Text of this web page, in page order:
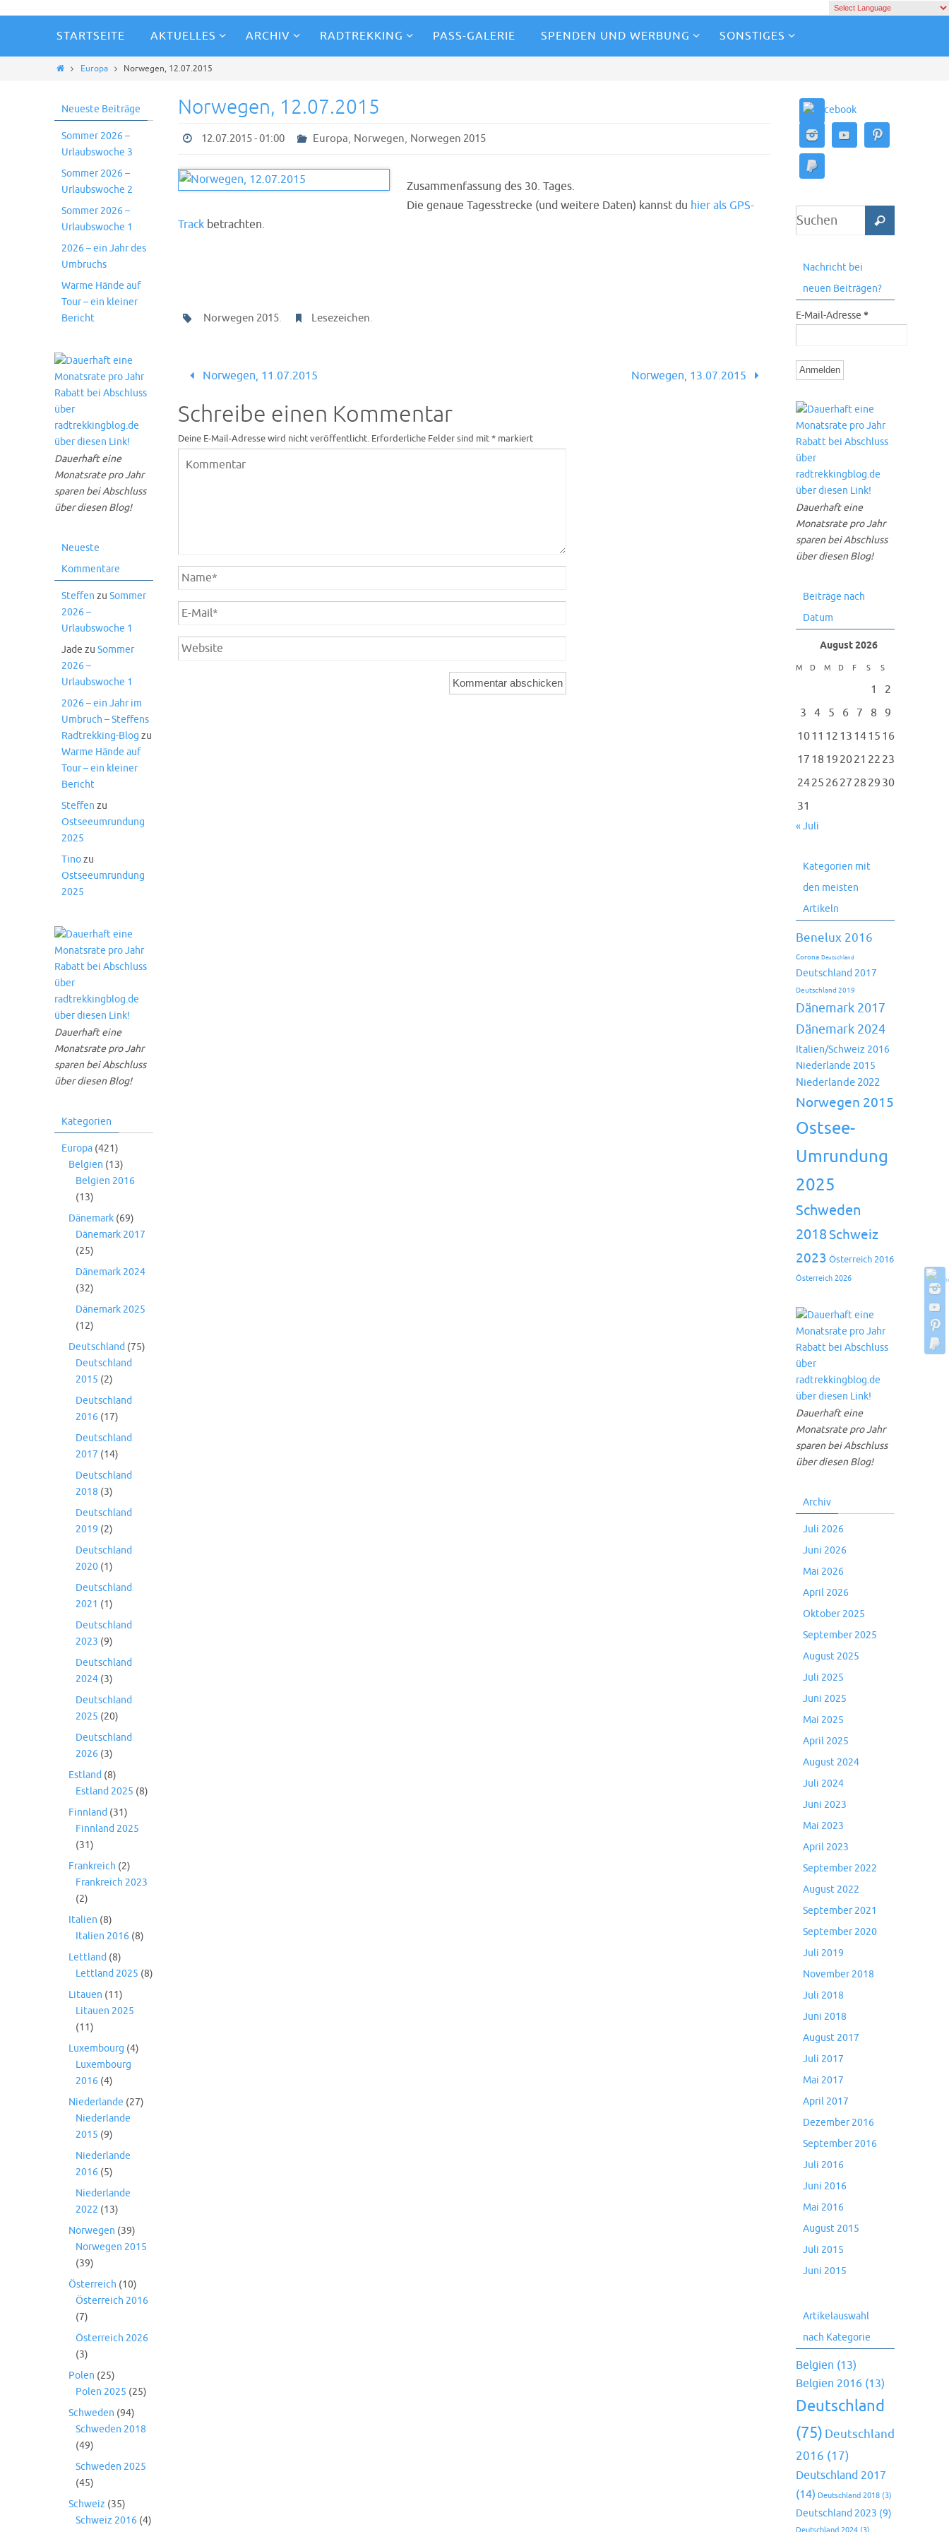
STARTSEITE AKTUELLES ARCHIV RADTREKKING PASS-GALERIE SPENDEN UND WERBUNG SONSTIGES
Europa Norwegen, 12.07.2015
Norwegen, 12.07.2015
12.07.2015 - 01:00 Europa, Norwegen, Norwegen 2015
Zusammenfassung des 30. Tages.
Die genaue Tagesstrecke (und weitere Daten) kannst du hier als GPS-
Track betrachten.
Norwegen 2015. Lesezeichen.
Norwegen, 11.07.2015 Norwegen, 13.07.2015
Schreibe einen Kommentar
Deine E-Mail-Adresse wird nicht veröffentlicht. Erforderliche Felder sind mit* markiert
Neueste Beiträge
Sommer 2026 –
Urlaubswoche 3
Sommer 2026 –
Urlaubswoche 2
Sommer 2026 –
Urlaubswoche 1
2026 – ein Jahr des
Umbruchs
Warme Hände auf
Tour – ein kleiner
Bericht
Dauerhaft eine
Monatsrate pro Jahr
sparen bei Abschluss
über diesen Blog!
Neueste
Kommentare
Steffen zu Sommer
2026 –
Urlaubswoche 1
Jade zu Sommer
2026 –
Urlaubswoche 1
2026 – ein Jahr im
Umbruch – Steffens
Radtrekking-Blog zu
Warme Hände auf
Tour – ein kleiner
Bericht
Steffen zu
Ostseeumrundung
2025
Tinozu
Ostseeumrundung
2025
Dauerhaft eine
Monatsrate pro Jahr
sparen bei Abschluss
über diesen Blog!
Kategorien
Europa (421)
Belgien (13)
Belgien 2016
(13)
Dänemark (69)
Dänemark 2017
(25)
Dänemark 2024
(32)
Dänemark 2025
(12)
Deutschland (75)
Deutschland
2015 (2)
Deutschland
2016 (17)
Deutschland
2017 (14)
Deutschland
2018 (3)
Deutschland
2019 (2)
Deutschland
2020 (1)
Deutschland
2021 (1)
Deutschland
2023 (9)
Deutschland
2024 (3)
Deutschland
2025 (20)
Deutschland
2026 (3)
Estland (8)
Estland 2025 (8)
Finnland (31)
Finnland 2025
(31)
Frankreich (2)
Frankreich 2023
(2)
Italien (8)
Italien 2016 (8)
Lettland (8)
Lettland 2025 (8)
Litauen (11)
Litauen 2025
(11)
Luxembourg (4)
Luxembourg
2016 (4)
Niederlande (27)
Niederlande
2015 (9)
Niederlande
2016 (5)
Niederlande
2022 (13)
Norwegen (39)
Norwegen 2015
(39)
Österreich (10)
Österreich 2016
(7)
Österreich 2026
(3)
Polen (25)
Polen 2025 (25)
Schweden (94)
Schweden 2018
(49)
Schweden 2025
(45)
Schweiz (35)
Schweiz 2016 (4)
Nachricht bei
neuen Beiträgen?
E-Mail-Adresse *
Dauerhaft eine
Monatsrate pro Jahr
sparen bei Abschluss
über diesen Blog!
Beiträge nach
Datum
August 2026
M D M D F S S
1
2
3 4 5 6 7 8 9
1011 12 13 1415 16
17 18 19 2021 22 23
2425 2627 28 29 30
31
« Juli
Kategorien mit
den meisten
Artikeln
Benelux 2016
Corona Deutschland
Deutschland 2017
Deutschland 2019
Dänemark 2017
Dänemark 2024
Italien/Schweiz 2016
Niederlande 2015
Niederlande 2022
Norwegen 2015
Ostsee-
Umrundung
2025
Schweden
2018Schweiz
2023 Österreich 2016
Österreich 2026
Dauerhaft eine
Monatsrate pro Jahr
sparen bei Abschluss
über diesen Blog!
Archiv
Juli 2026
Juni 2026
Mai 2026
April 2026
Oktober 2025
September 2025
August 2025
Juli 2025
Juni 2025
Mai 2025
April 2025
August 2024
Juli 2024
Juni 2023
Mai 2023
April 2023
September 2022
August 2022
September 2021
September 2020
Juli 2019
November 2018
Juli 2018
Juni 2018
August 2017
Juli 2017
Mai 2017
April 2017
Dezember 2016
September 2016
Juli 2016
Juni 2016
Mai 2016
August 2015
Juli 2015
Juni 2015
Artikelauswahl
nach Kategorie
Belgien (13)
Belgien 2016 (13)
Deutschland
(75) Deutschland
2016 (17)
Deutschland 2017
(14) Deutschland 2018 (3)
Deutschland 2023 (9)